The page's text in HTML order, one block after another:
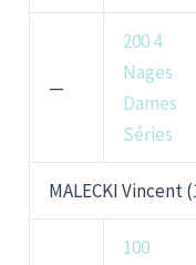
—
200 4
Nages
Dames
Séries
MALECKI Vincent
100